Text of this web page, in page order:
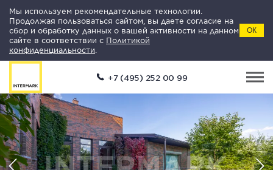
Мы используем рекомендательные технологии.
Продолжая пользоваться сайтом, вы даете согласие на
сбор и обработку данных о вашей активности на данном
сайте в соответствии с Политикой
конфиденциальности
ОК
+7 (495) 252 00 99